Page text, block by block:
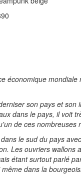
économique
son pays et
dans le pays, il voit
de ces nombreuses
le sud du pays
Les ouvriers
étant surtout parlé
dans la